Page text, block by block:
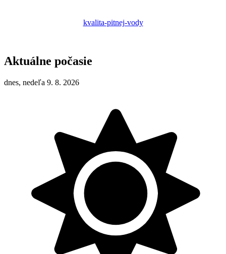
kvalita-pitnej-vody
Aktuálne počasie
dnes, nedeľa 9. 8. 2026